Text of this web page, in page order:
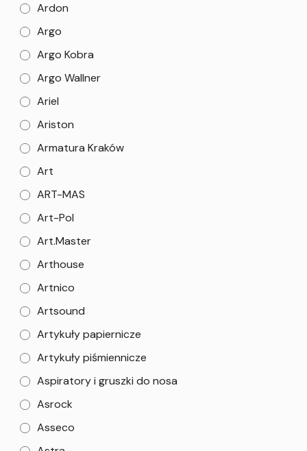
Ardon
Argo
Argo Kobra
Argo Wallner
Ariel
Ariston
Armatura Kraków
Art
ART-MAS
Art-Pol
Art.Master
Arthouse
Artnico
Artsound
Artykuły papiernicze
Artykuły piśmiennicze
Aspiratory i gruszki do nosa
Asrock
Asseco